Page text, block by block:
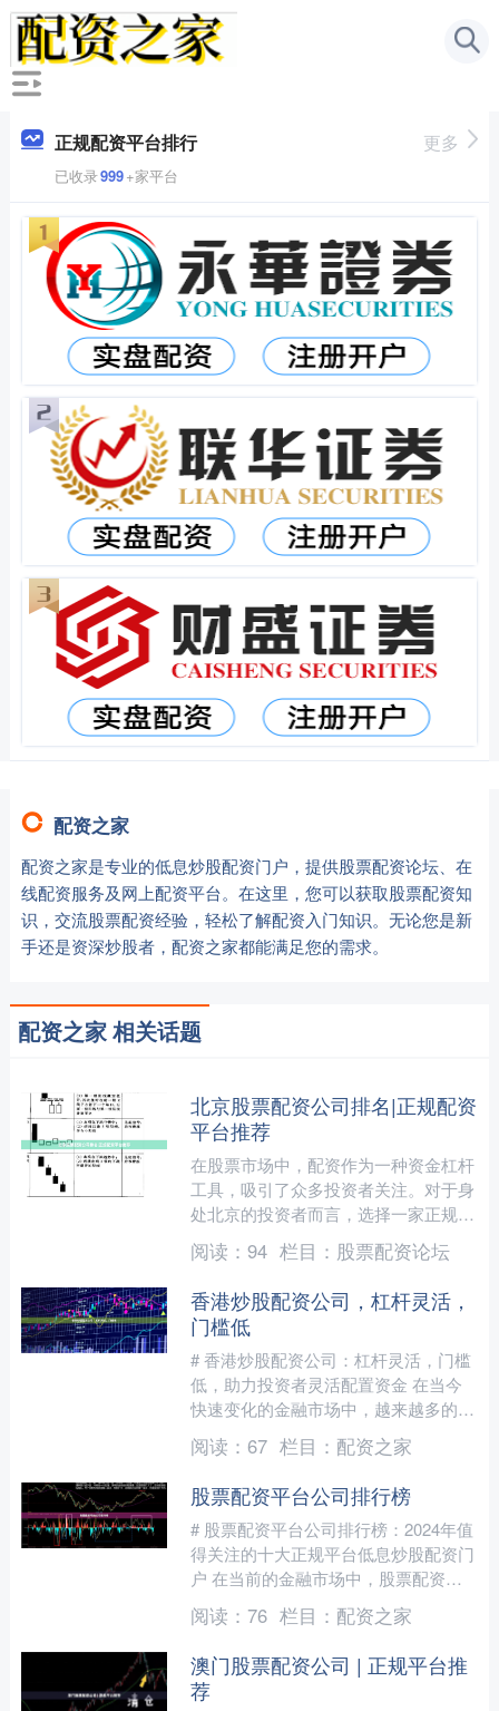
正规配资平台排行
已收录999+家平台
更多
配资之家
配资之家是专业的低息炒股配资门户，提供股票配资论坛、在
线配资服务及网上配资平台。在这里，您可以获取股票配资知
识，交流股票配资经验，轻松了解配资入门知识。无论您是新
手还是资深炒股者，配资之家都能满足您的需求。
配资之家 相关话题
北京股票配资公司排名|正规配资
平台推荐
在股票市场中，配资作为一种资金杠杆
工具，吸引了众多投资者关注。对于身
处北京的投资者而言，选择一家正规、
安全的配资平台至关重要。本文将基于
行业信誉、合规性、服务质....
阅读： 94 栏目： 股票配资论坛
香港炒股配资公司，杠杆灵活，
门槛低
# 香港炒股配资公司：杠杆灵活，门槛
低，助力投资者灵活配置资金 在当今
快速变化的金融市场中，越来越多的投
资者开始关注杠杆交易，希望通过适度
放大资金来提升投资收益....
阅读： 67 栏目： 配资之家
股票配资平台公司排行榜
# 股票配资平台公司排行榜：2024年值
得关注的十大正规平台低息炒股配资门
户 在当前的金融市场中，股票配资作
为一种杠杆投资工具，受到越来越多投
资者的关注。然而，....
阅读： 76 栏目： 配资之家
澳门股票配资公司 | 正规平台推
荐